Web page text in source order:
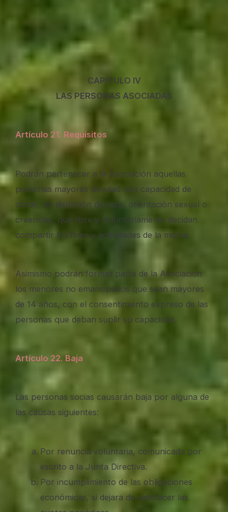
CAPITULO IV
LAS PERSONAS ASOCIADAS
Artículo 21. Requisitos
Podrán pertenecer a la Asociación aquellas
personas mayores de edad con capacidad de
obrar, sin distinción de raza, orientación sexual o
creencias, que libre y voluntariamente decidan
compartir los fines y actividades de la misma.
Asimismo podrán formar parte de la Asociación
los menores no emancipados que sean mayores
de 14 años, con el consentimiento expreso de las
personas que deban suplir su capacidad.
Artículo 22. Baja
Las personas socias causarán baja por alguna de
las causas siguientes:
Por renuncia voluntaria, comunicada por
escrito a la Junta Directiva.
Por incumplimiento de las obligaciones
económicas, si dejara de satisfacer las